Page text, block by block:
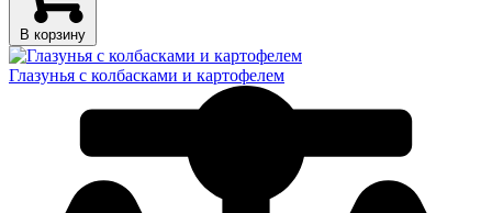
В корзину
Глазунья с колбасками и картофелем